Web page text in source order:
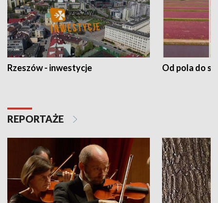
Rzeszów - inwestycje Od pola do
REPORTAŻE